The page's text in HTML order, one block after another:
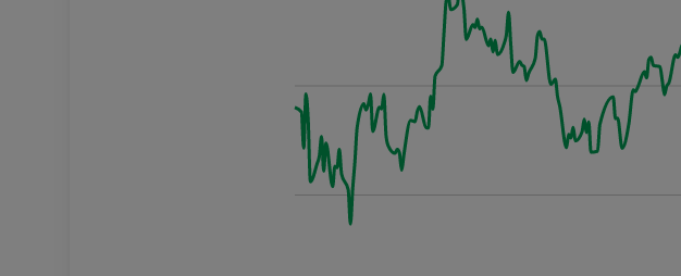
74.822
74.509
13.8.2025
14.8.2025 74.754